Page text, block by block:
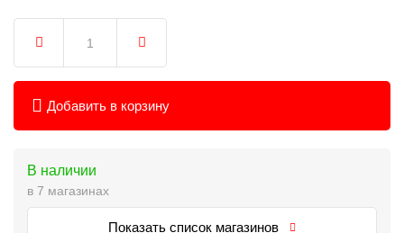
Добавить в корзину
В наличии
в 7 магазинах
Показать список магазинов